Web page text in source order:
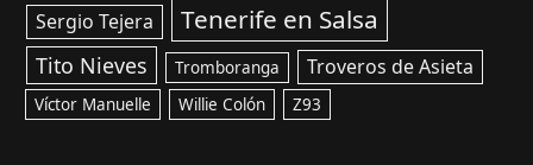
Sergio Tejera Tenerife en Salsa
Tito Nieves Tromboranga Troveros de Asieta
Víctor Manuelle Willie Colón Z93